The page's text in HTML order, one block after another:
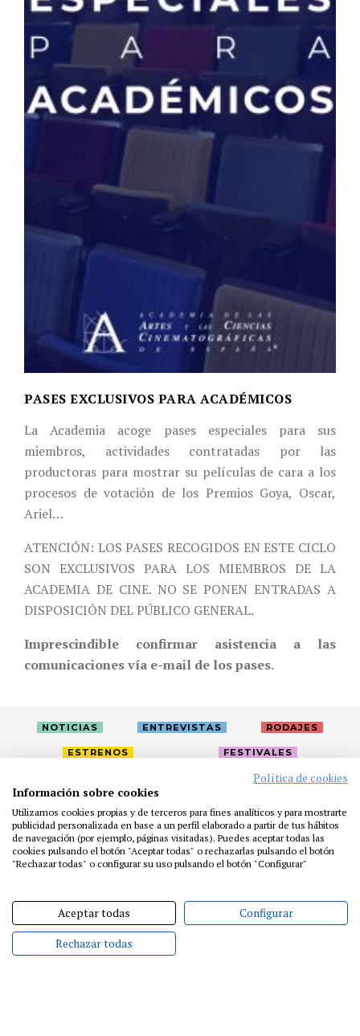
PASES EXCLUSIVOS PARA ACADÉMICOS
La Academia acoge pases especiales para sus
miembros, actividades contratadas por las
productoras para mostrar su películas de cara a los
procesos de votación de los Premios Goya, Oscar,
Ariel…
ATENCIÓN: LOS PASES RECOGIDOS EN ESTE CICLO
SON EXCLUSIVOS PARA LOS MIEMBROS DE LA
ACADEMIA DE CINE. NO SE PONEN ENTRADAS A
DISPOSICIÓN DEL PÚBLICO GENERAL.
Imprescindible confirmar asistencia a las
comunicaciones vía e-mail de los pases.
NOTICIAS ENTREVISTAS RODAJES
ESTRENOS FESTIVALES
PRENSA
FUNDACIÓN RESIDENCIAS
AYUDAS
BIBLIOTECA
PUBLICACIONES
CONTACTO
Política de cookies
Información sobre cookies
Utilizamos cookies propias y de terceros para fines analíticos y para mostrarte
publicidad personalizada en base a un perfil elaborado a partir de tus hábitos
de navegación (por ejemplo, páginas visitadas). Puedes aceptar todas las
cookies pulsando el botón "Aceptar todas" o rechazarlas pulsando el botón
"Rechazar todas" o configurar su uso pulsando el botón "Configurar"
Aceptar todas Configurar
Rechazar todas